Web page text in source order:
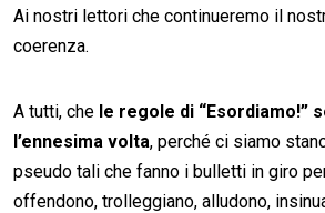
Ai nostri lettori che continueremo il
coerenza.
A tutti, che le regole di “Esordiamo!”
l’ennesima volta, perché ci siamo
pseudo tali che fanno i bulletti in giro
offendono, trolleggiano, alludono,